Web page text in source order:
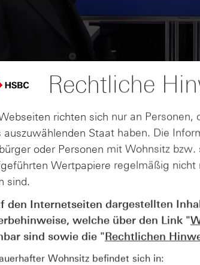
AUGUST
07
Wie
07.08.26
Rechtliche
richten sich nur an
auszuwählenden Staat haben. Die
oder Personen mit Wohnsitz
Wertpapiere regelmäßig
sind.
den Internetseiten dargestellten
welche über den Link "
sind sowie die "Rechtlichen
Wohnsitz befindet sich in: